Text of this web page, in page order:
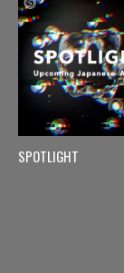
SPOTLIGHT